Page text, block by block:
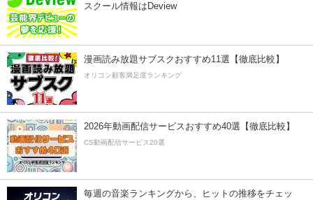
スクール情報はDeview
漫画読み放題サブスクおすすめ11選【徹底比較】
オリコン顧客満足度ランキング
2026年動画配信サービスおすすめ40選【徹底比較】
CS動画配信サービス20選
毎週の音楽ランキングから、ヒットの推移をチェッ